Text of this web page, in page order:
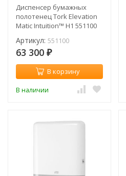
Диспенсер бумажных
полотенец Tork Elevation
Matic Intuition™ H1 551100
Артикул: 551100
63 300 ₽
В корзину
В наличии